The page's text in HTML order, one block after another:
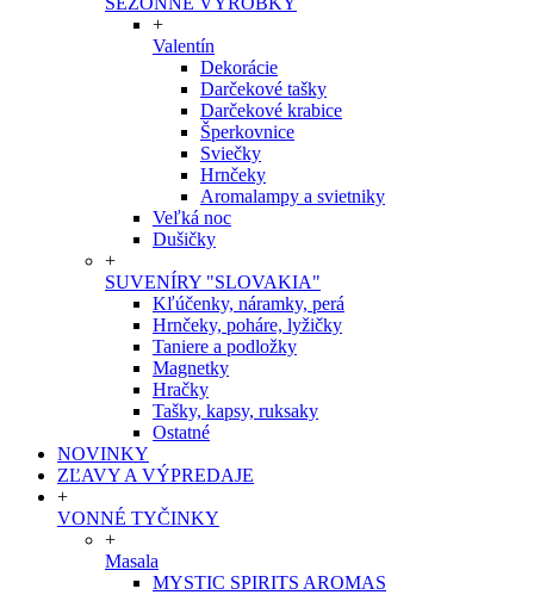
+
Valentín
Dekorácie
Darčekové tašky
Darčekové krabice
Šperkovnice
Sviečky
Hrnčeky
Aromalampy a svietniky
Veľká noc
Dušičky
+
SUVENÍRY "SLOVAKIA"
Kľúčenky, náramky, perá
Hrnčeky, poháre, lyžičky
Taniere a podložky
Magnetky
Hračky
Tašky, kapsy, ruksaky
Ostatné
NOVINKY
ZĽAVY A VÝPREDAJE
+
VONNÉ TYČINKY
+
Masala
MYSTIC SPIRITS AROMAS